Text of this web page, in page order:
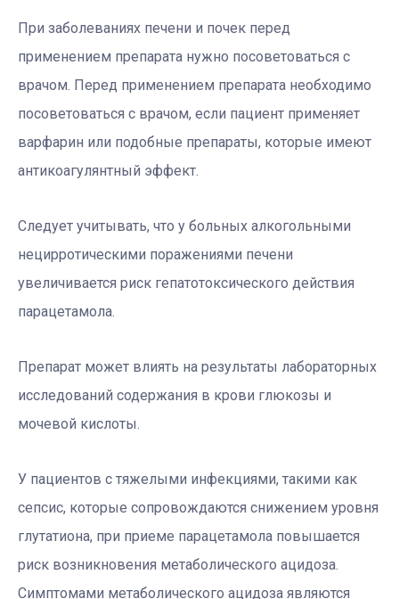
При заболеваниях печени и почек перед
применением препарата нужно посоветоваться с
врачом. Перед применением препарата необходимо
посоветоваться с врачом, если пациент применяет
варфарин или подобные препараты, которые имеют
антикоагулянтный эффект.
Следует учитывать, что у больных алкогольными
нецирротическими поражениями печени
увеличивается риск гепатотоксического действия
парацетамола.
Препарат может влиять на результаты лабораторных
исследований содержания в крови глюкозы и
мочевой кислоты.
У пациентов с тяжелыми инфекциями, такими как
сепсис, которые сопровождаются снижением уровня
глутатиона, при приеме парацетамола повышается
риск возникновения метаболического ацидоза.
Симптомами метаболического ацидоза являются